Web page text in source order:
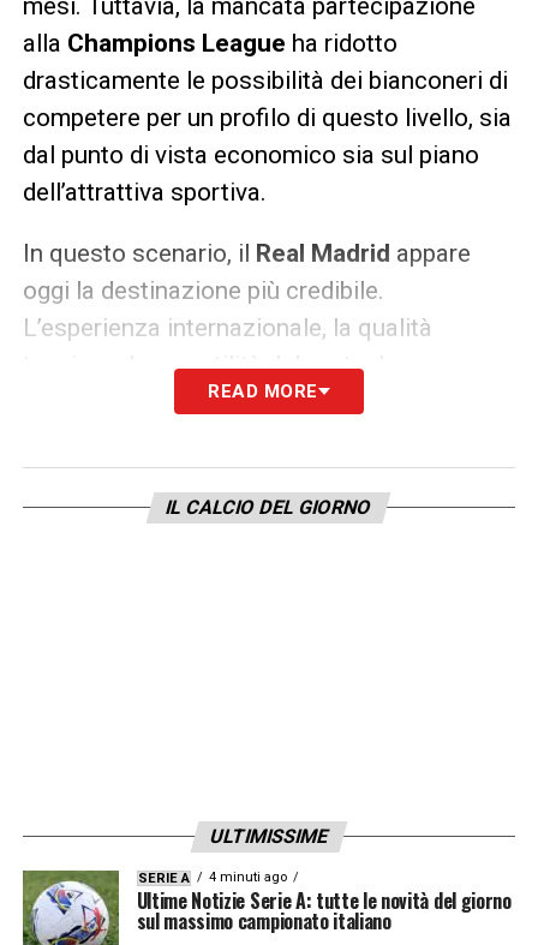
mesi. Tuttavia, la mancata partecipazione
alla Champions League ha ridotto
drasticamente le possibilità dei bianconeri di
competere per un profilo di questo livello, sia
dal punto di vista economico sia sul piano
dell’attrattiva sportiva.
In questo scenario, il Real Madrid appare
oggi la destinazione più credibile.
L’esperienza internazionale, la qualità
tecnica e la versatilità del portoghese
rappresentano caratteristiche
calcio europeo.
READ MORE
IL CALCIO DEL GIORNO
ULTIMISSIME
SERIE A 4 minuti ago
Ultime Notizie Serie A: tutte le novità del giorno
sul massimo campionato italiano